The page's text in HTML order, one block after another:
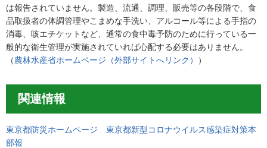
は報告されていません。製造、流通、調理、販売等の各段階で、食
品取扱者の体調管理やこまめな手洗い、アルコール等による手指の
消毒、咳エチケットなど、通常の食中毒予防のために行っている一
般的な衛生管理が実施されていれば心配する必要はありません。
（農林水産省ホームページ（外部サイトへリンク） ）
関連情報
東京都防災ホームページ 東京都新型コロナウイルス感染症対策本
部報